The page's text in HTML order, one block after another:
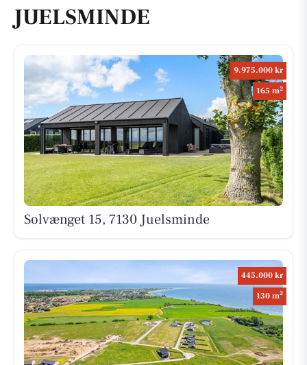
JUELSMINDE
9.975.000 kr
165 m2
Solvænget 15, 7130 Juelsminde
445.000 kr
130 m2